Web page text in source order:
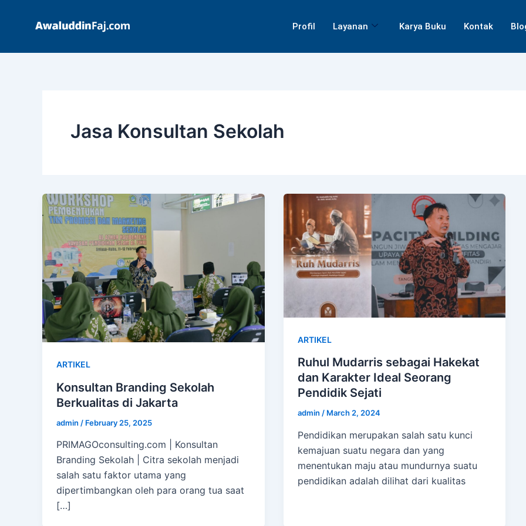
Profil Layanan Karya Buku Kontak
Jasa Konsultan Sekolah
ARTIKEL
Konsultan Branding Sekolah
Berkualitas di Jakarta
admin / February 25, 2025
PRIMAGOconsulting.com | Konsultan
Branding Sekolah | Citra sekolah menjadi
salah satu faktor utama yang
dipertimbangkan oleh para orang tua saat
[…]
ARTIKEL
Ruhul Mudarris sebagai Hakekat
dan Karakter Ideal Seorang
Pendidik Sejati
admin / March 2, 2024
Pendidikan merupakan salah satu kunci
kemajuan suatu negara dan yang
menentukan maju atau mundurnya suatu
pendidikan adalah dilihat dari kualitas